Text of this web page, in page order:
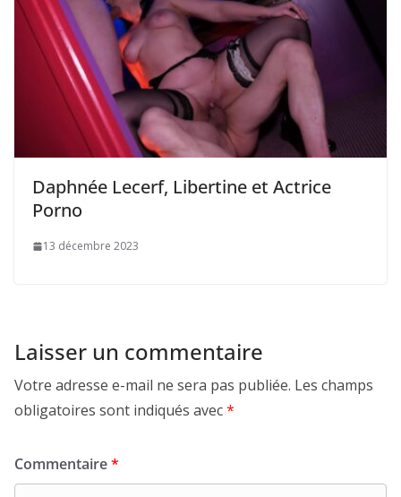
Daphnée Lecerf, Libertine et Actrice
Porno
13 décembre 2023
Laisser un commentaire
Votre adresse e-mail ne sera pas publiée. Les champs
obligatoires sont indiqués avec*
Commentaire*